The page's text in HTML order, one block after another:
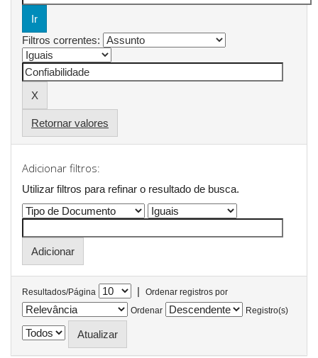
Filtros correntes:
Retornar valores
Adicionar filtros:
Utilizar filtros para refinar o resultado de busca.
Resultados/Página |
Ordenar registros por
Ordenar
Registro(s)